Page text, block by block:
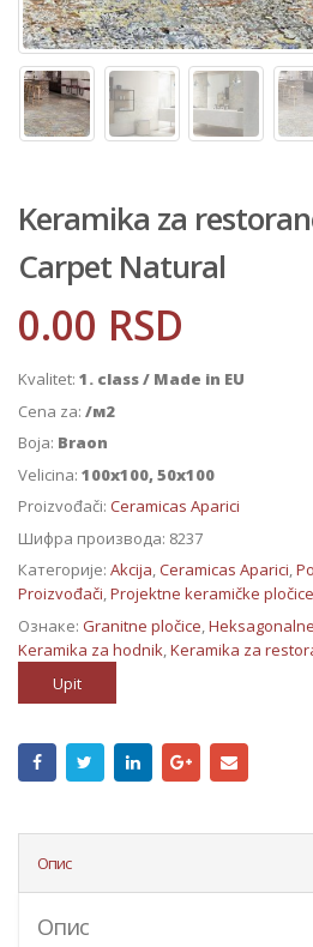
Keramika za
Carpet Natural
0.00 RSD
Kvalitet: 1. class / Made in EU
Cena za: /м2
Boja: Braon
Velicina: 100x100, 50x100
Proizvođači: Ceramicas Aparici
Шифра производа: 8237
Категорије: Akcija,Ceramicas Aparici,
Proizvođači,Projektne keramičke pločice
Ознаке: Granitne pločice,
Keramika za hodnik,Keramika za
Upit
Опис
Опис